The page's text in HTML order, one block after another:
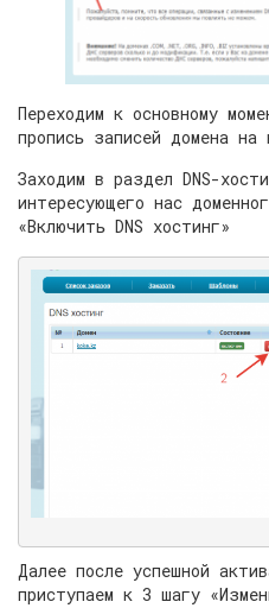
Переходим к основному
пропись записей домена на
Заходим в раздел DNS-
интересующего нас
«Включить DNS хостинг»
Далее после успешной
приступаем к 3 шагу